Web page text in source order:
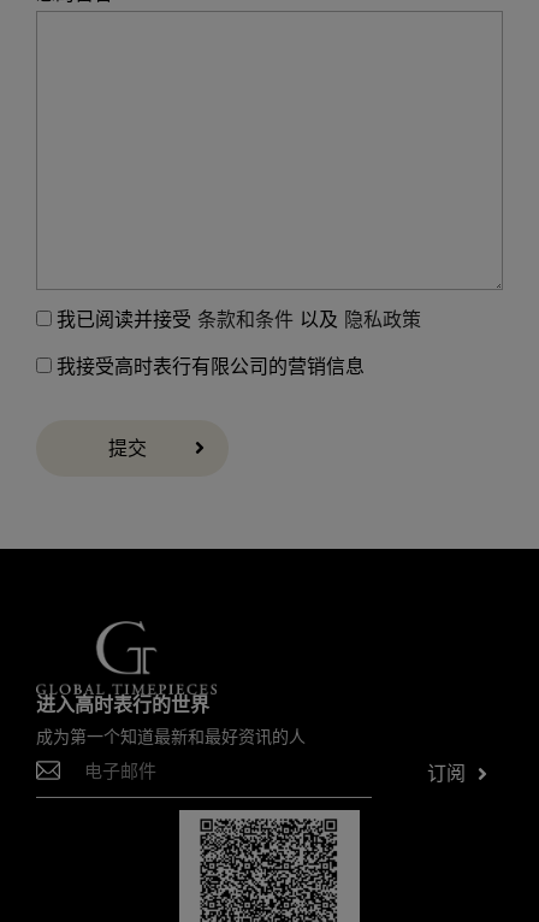
我已阅读并接受 条款和条件 以及 隐私政策
我接受高时表行有限公司的营销信息
提交
进入高时表行的世界
成为第一个知道最新和最好资讯的人
订阅